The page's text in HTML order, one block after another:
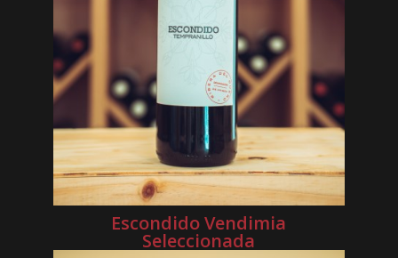
Escondido Vendimia
Seleccionada